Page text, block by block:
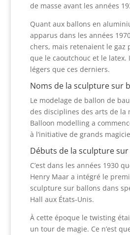
de masse avant les années
Quant aux ballons en
apparus dans les années
chers, mais retenaient le gaz
que le caoutchouc et le latex.
légers que ces derniers.
Noms de la sculpture sur
Le modelage de ballon de
des disciplines des arts de la
Balloon modelling a
à l’initiative de grands
Débuts de la sculpture
C’est dans les années 1930
Henry Maar a intégré le
sculpture sur ballons dans
Hall aux États-Unis.
À cette époque le twisting
un tour de magie. Ce n’est